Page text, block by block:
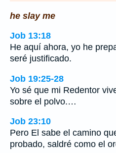
he slay me
Job 13:18
He aquí ahora, yo he
seré justificado.
Job 19:25-28
Yo sé que mi Redentor
sobre el polvo.…
Job 23:10
Pero El sabe el camino
probado, saldré como el